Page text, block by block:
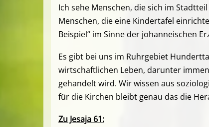
Ich sehe Menschen, die sich im
Menschen, die eine Kindertafel
Beispiel“ im Sinne der johanneischen
Es gibt bei uns im Ruhrgebiet
wirtschaftlichen Leben, darunter
gehandelt wird. Wir wissen aus
für die Kirchen bleibt genau das die
Zu Jesaja 61: